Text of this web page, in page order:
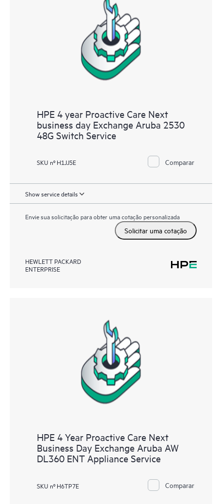
HPE 4 year Proactive Care Next
business day Exchange Aruba 2530
48G Switch Service
SKU nº H1JJ5E Comparar
Show service details
Envie sua solicitação para obter uma cotação personalizada
Solicitar uma cotação
HEWLETT PACKARD
ENTERPRISE
HPE 4 Year Proactive Care Next
Business Day Exchange Aruba AW
DL360 ENT Appliance Service
SKU nº H6TP7E Comparar